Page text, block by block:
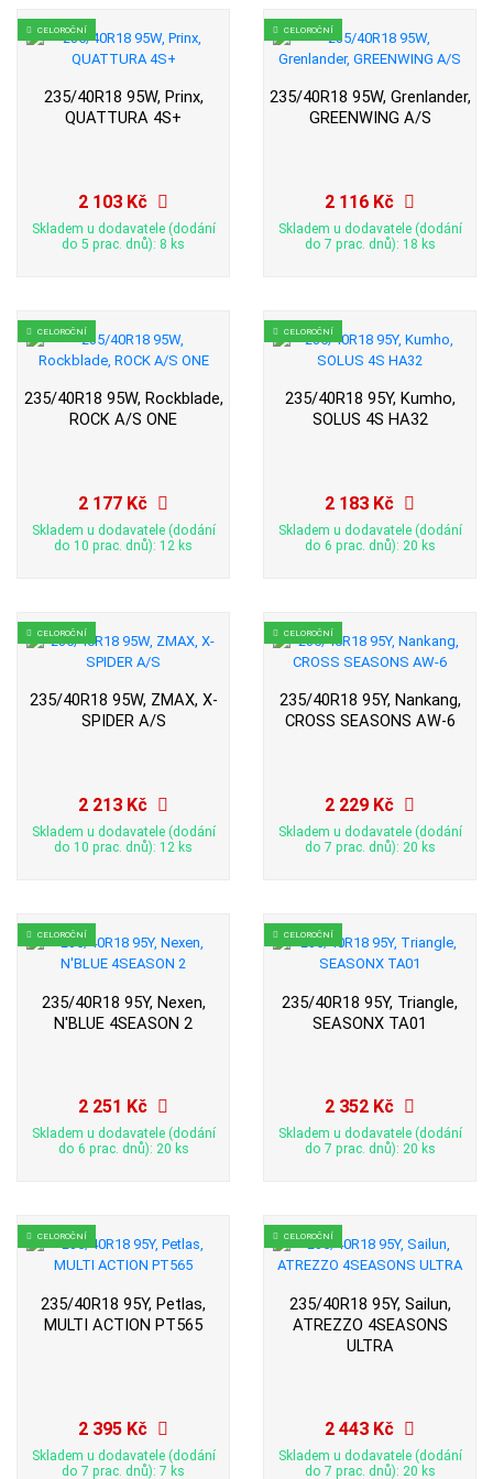
CELOROČNÍ
235/40R18 95W, Prinx,
QUATTURA 4S+
2 103 Kč
Skladem u dodavatele (dodání
do 5 prac. dnů): 8 ks
CELOROČNÍ
235/40R18 95W, Grenlander,
GREENWING A/S
2 116 Kč
Skladem u dodavatele (dodání
do 7 prac. dnů): 18 ks
CELOROČNÍ
235/40R18 95W, Rockblade,
ROCK A/S ONE
2 177 Kč
Skladem u dodavatele (dodání
do 10 prac. dnů): 12 ks
CELOROČNÍ
235/40R18 95Y, Kumho,
SOLUS 4S HA32
2 183 Kč
Skladem u dodavatele (dodání
do 6 prac. dnů): 20 ks
CELOROČNÍ
235/40R18 95W, ZMAX, X-
SPIDER A/S
2 213 Kč
Skladem u dodavatele (dodání
do 10 prac. dnů): 12 ks
CELOROČNÍ
235/40R18 95Y, Nankang,
CROSS SEASONS AW-6
2 229 Kč
Skladem u dodavatele (dodání
do 7 prac. dnů): 20 ks
CELOROČNÍ
235/40R18 95Y, Nexen,
N'BLUE 4SEASON 2
2 251 Kč
Skladem u dodavatele (dodání
do 6 prac. dnů): 20 ks
CELOROČNÍ
235/40R18 95Y, Triangle,
SEASONX TA01
2 352 Kč
Skladem u dodavatele (dodání
do 7 prac. dnů): 20 ks
CELOROČNÍ
235/40R18 95Y, Petlas,
MULTI ACTION PT565
2 395 Kč
Skladem u dodavatele (dodání
do 7 prac. dnů): 7 ks
CELOROČNÍ
235/40R18 95Y, Sailun,
ATREZZO 4SEASONS
ULTRA
2 443 Kč
Skladem u dodavatele (dodání
do 7 prac. dnů): 20 ks